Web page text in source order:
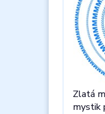
Zlatá
mystik